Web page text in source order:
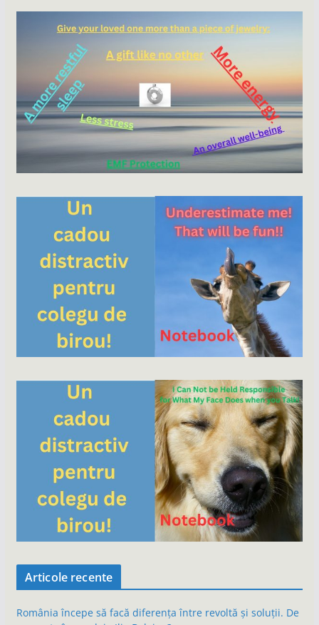
Articole recente
România începe să facă diferența între revoltă și soluții. De